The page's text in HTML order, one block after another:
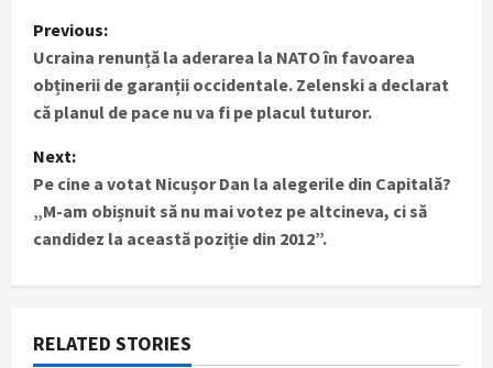
P
o
s
t
n
a
v
i
Previous:
Ucraina renunță la aderarea la NATO în favoarea
obținerii de garanții occidentale. Zelenski a declarat
că planul de pace nu va fi pe placul tuturor.
Next:
Pe cine a votat Nicușor Dan la alegerile din Capitală?
„M-am obișnuit să nu mai votez pe altcineva, ci să
candidez la această poziție din 2012”.
RELATED STORIES